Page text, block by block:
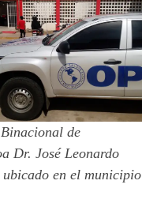
de
Dr. José Leonardo
ubicado en el municipio